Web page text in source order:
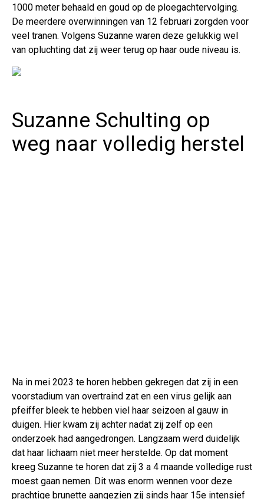
1000 meter behaald en goud op de ploegachtervolging.
De meerdere overwinningen van 12 februari zorgden voor
veel tranen. Volgens Suzanne waren deze gelukkig wel
van opluchting dat zij weer terug op haar oude niveau is.
Suzanne Schulting op
weg naar volledig herstel
Na in mei 2023 te horen hebben gekregen dat zij in een
voorstadium van overtraind zat en een virus gelijk aan
pfeiffer bleek te hebben viel haar seizoen al gauw in
duigen. Hier kwam zij achter nadat zij zelf op een
onderzoek had aangedrongen. Langzaam werd duidelijk
dat haar lichaam niet meer herstelde. Op dat moment
kreeg Suzanne te horen dat zij 3 a 4 maande volledige rust
moest gaan nemen. Dit was enorm wennen voor deze
prachtige brunette aangezien zij sinds haar 15e intensief